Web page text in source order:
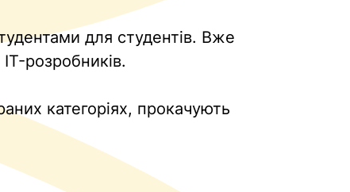
для студентів. Вже
розробників.
категоріях, прокачують